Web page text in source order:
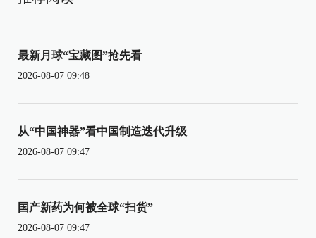
最新月球“宝藏图”抢先看
2026-08-07 09:48
从“中国神器”看中国制造迭代升级
2026-08-07 09:47
国产新药为何被全球“扫货”
2026-08-07 09:47